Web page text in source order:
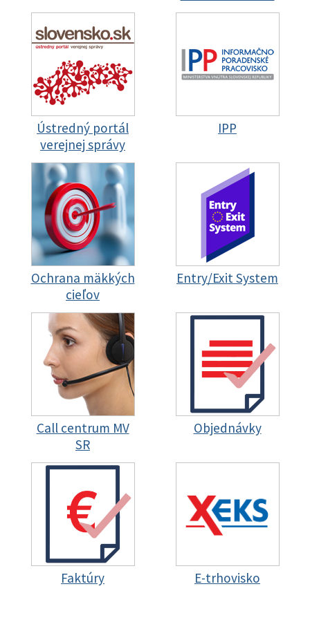
Ústredný portál
verejnej správy
IPP
Ochrana mäkkých
cieľov
Entry/Exit System
Call centrum MV
SR
Objednávky
Faktúry E-trhovisko